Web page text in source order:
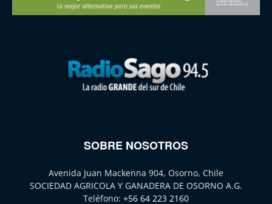
SOBRE NOSOTROS
Avenida Juan Mackenna 904, Osorno, Chile
SOCIEDAD AGRICOLA Y GANADERA DE OSORNO A.G.
Teléfono: +56 64 223 2160